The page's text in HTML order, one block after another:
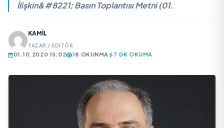
İlişkin&#8221; Basın Toplantısı Metni (01.
KAMIL
YAZAR / EDITÖR
01.10.2020 15:02 18 OKUNMA 7 DK OKUMA